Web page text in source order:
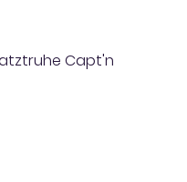
Capt'n